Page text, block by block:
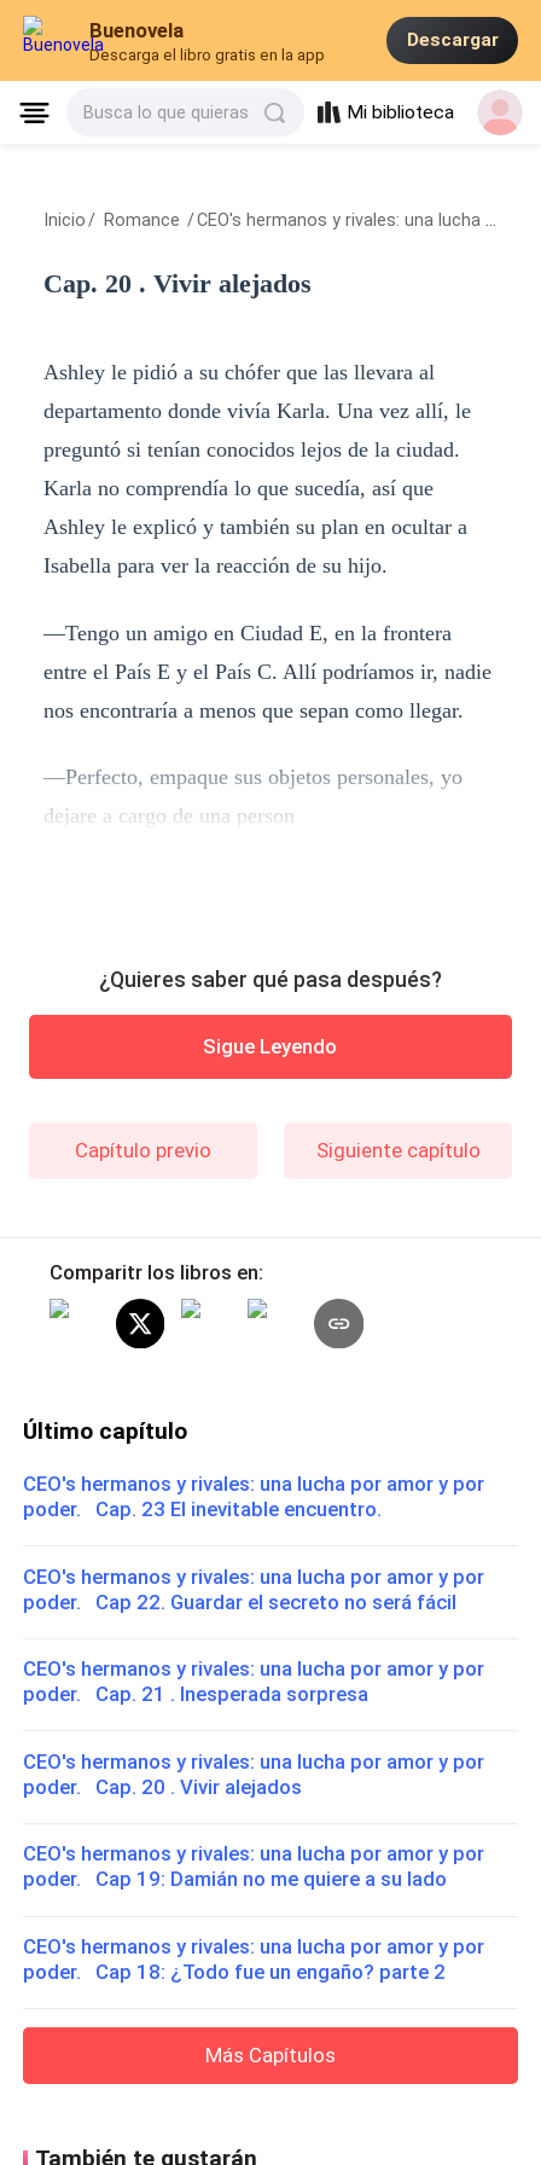
Buenovela
Descarga el libro gratis en la app
Descargar
Busca lo que quieras Mi biblioteca
Inicio / Romance /CEO's hermanos y rivales: una lucha por amor y por poder.
Cap. 20 . Vivir alejados
Ashley le pidió a su chófer que las llevara al
departamento donde vivía Karla. Una vez allí, le
preguntó si tenían conocidos lejos de la ciudad.
Karla no comprendía lo que sucedía, así que
Ashley le explicó y también su plan en ocultar a
Isabella para ver la reacción de su hijo.
—Tengo un amigo en Ciudad E, en la frontera
entre el País E y el País C. Allí podríamos ir, nadie
nos encontraría a menos que sepan como llegar.
—Perfecto, empaque sus objetos personales, yo
dejare a cargo de una person
¿Quieres saber qué pasa después?
Sigue Leyendo
Capítulo previo Siguiente capítulo
Comparitr los libros en:
Último capítulo
CEO's hermanos y rivales: una lucha por amor y por
poder. Cap. 23 El inevitable encuentro.
CEO's hermanos y rivales: una lucha por amor y por
poder. Cap 22. Guardar el secreto no será fácil
CEO's hermanos y rivales: una lucha por amor y por
poder. Cap. 21 . Inesperada sorpresa
CEO's hermanos y rivales: una lucha por amor y por
poder. Cap. 20 . Vivir alejados
CEO's hermanos y rivales: una lucha por amor y por
poder. Cap 19: Damián no me quiere a su lado
CEO's hermanos y rivales: una lucha por amor y por
poder. Cap 18: ¿Todo fue un engaño? parte 2
Más Capítulos
También te gustarán